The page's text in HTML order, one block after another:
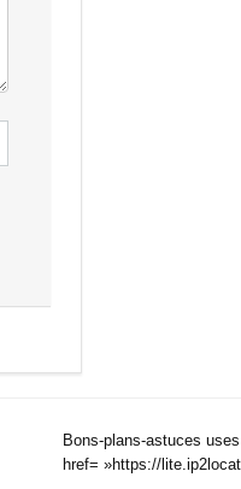
Bons-plans-astuces
href= »https://